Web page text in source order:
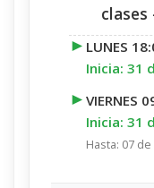
clases
►LUNES
Inicia: 31
► VIERNES
Inicia: 31
Hasta: 07